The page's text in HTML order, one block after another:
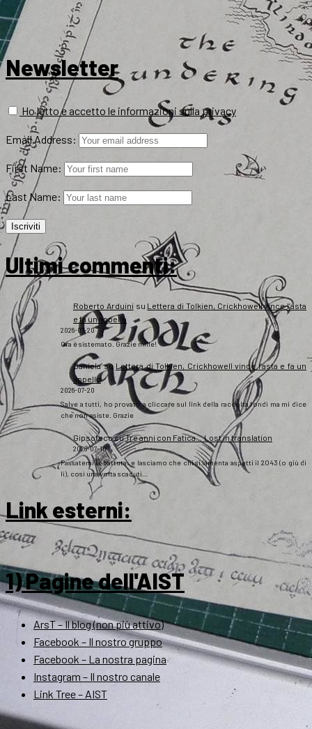
Newsletter
Ho letto e accetto le informazioni sulla privacy
Email Address:
First Name:
Last Name:
Ultimi commenti:
Roberto Arduini su Lettera di Tolkien, Crickhowell vince l’asta
e fa un appello
2026-07-20
Ora è sistemato. Grazie mille!
Danielasu Lettera di Tolkien, Crickhowell vince l’asta e fa un
appello
2026-07-20
Salve a tutti, ho provato a cliccare sul link della raccolta fondi ma mi dice
che non esiste. Grazie
GipsotecosuTre anni con Fatica… Lost in translation
2026-07-10
Passatemi la battuta: e lasciamo che chi si lamenta aspetti il 2043 (o giù di
lì), così una volta scaduti…
Link esterni:
1) Pagine dell'AIST
ArsT – Il blog (non più attivo)
Facebook – Il nostro gruppo
Facebook – La nostra pagina
Instagram – Il nostro canale
Link Tree – AIST